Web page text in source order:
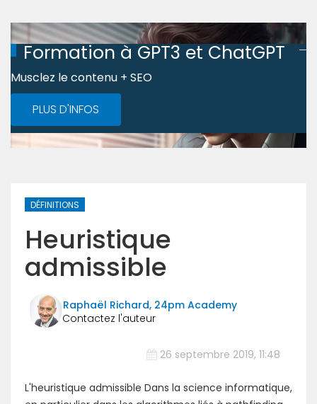
Formation à GPT3 et ChatGPT
Musclez le contenu + SEO
PLUS D'INFOS
DÉFINITIONS
Heuristique
admissible
Raphaël Richard, 24pm Academy
26 septembre 2019, 11:48
L'heuristique admissible Dans la science informatique,